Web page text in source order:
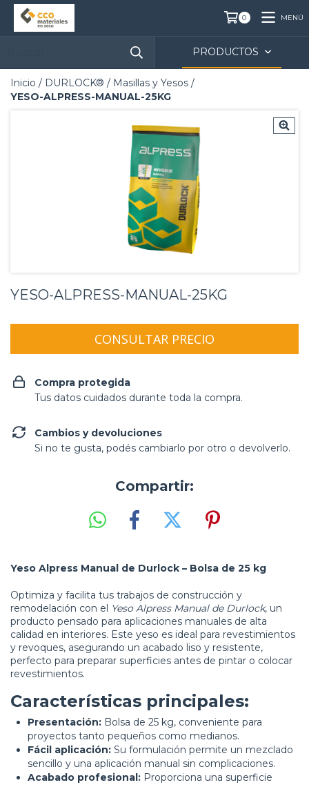
0 MENÚ
PRODUCTOS
Inicio / DURLOCK® / Masillas y Yesos /
YESO-ALPRESS-MANUAL-25KG
YESO-ALPRESS-MANUAL-25KG
Compra protegida
Tus datos cuidados durante toda la compra.
Cambios y devoluciones
Si no te gusta, podés cambiarlo por otro o devolverlo.
Compartir:
Yeso Alpress Manual de Durlock – Bolsa de 25 kg
Optimiza y facilita tus trabajos de construcción y
remodelación con el Yeso Alpress Manual de Durlock, un
producto pensado para aplicaciones manuales de alta
calidad en interiores. Este yeso es ideal para revestimientos
y revoques, asegurando un acabado liso y resistente,
perfecto para preparar superficies antes de pintar o colocar
revestimientos.
Características principales:
Presentación: Bolsa de 25 kg, conveniente para
proyectos tanto pequeños como medianos.
Fácil aplicación: Su formulación permite un mezclado
sencillo y una aplicación manual sin complicaciones.
Acabado profesional: Proporciona una superficie